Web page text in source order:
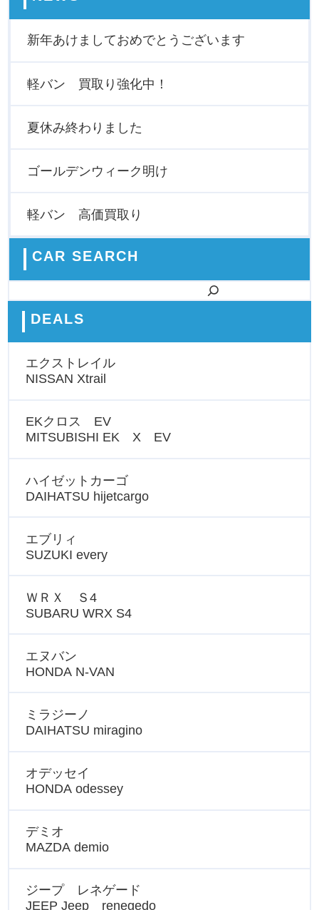
新年あけましておめでとうございます
軽バン 買取り強化中！
夏休み終わりました
ゴールデンウィーク明け
軽バン 高価買取り
CAR SEARCH
DEALS
エクストレイル
NISSAN Xtrail
EKクロス EV
MITSUBISHI EK X EV
ハイゼットカーゴ
DAIHATSU hijetcargo
エブリィ
SUZUKI every
ＷＲＸ Ｓ4
SUBARU WRX S4
エヌバン
HONDA N-VAN
ミラジーノ
DAIHATSU miragino
オデッセイ
HONDA odessey
デミオ
MAZDA demio
ジープ レネゲード
JEEP Jeep renegedo